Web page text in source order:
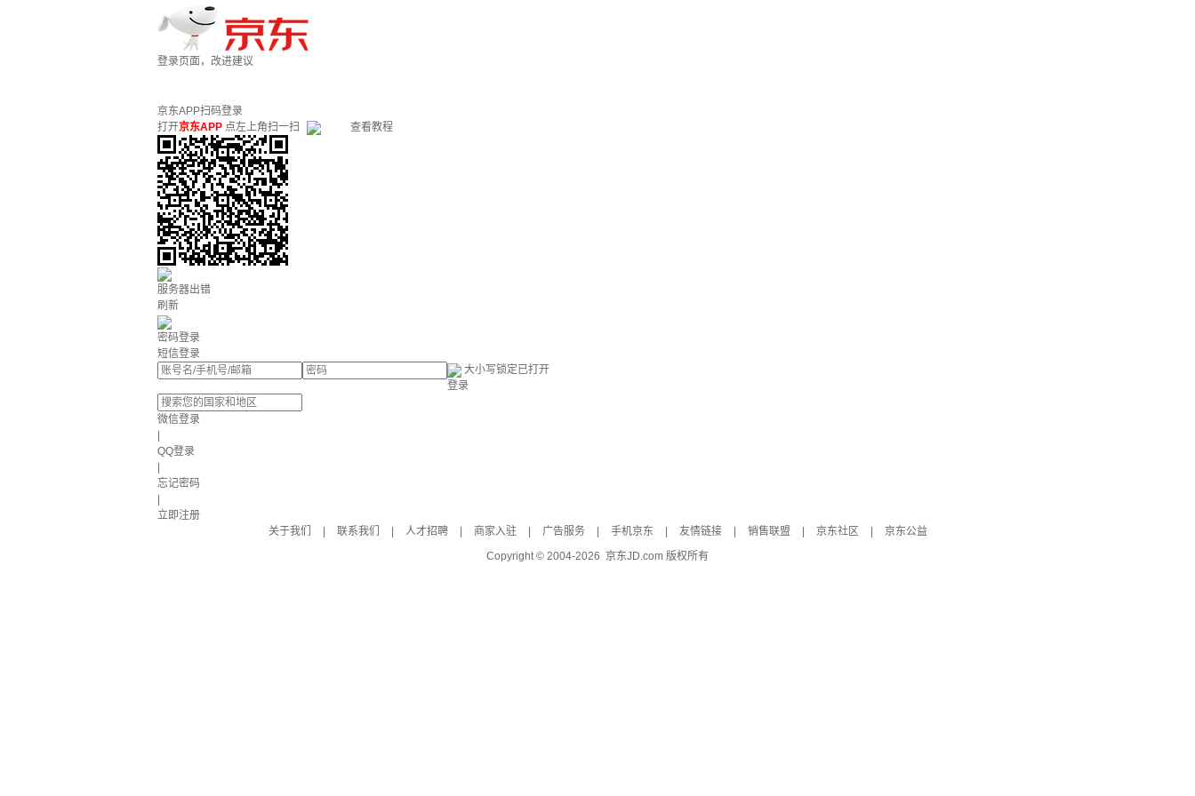
登录页面，改进建议
京东APP扫码登录
打开京东APP 点左上角扫一扫 查看教程
服务器出错
刷新
密码登录
短信登录
大小写锁定已打开
登录
微信登录
QQ登录
忘记密码
立即注册
关于我们
联系我们 人才招聘 商家入驻 广告服务 手机京东 友情链接 销售联盟 京东社区
京东公益
Copyright © 2004-2026 京东JD.com 版权所有